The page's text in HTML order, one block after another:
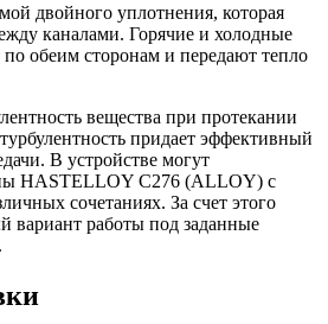
двойного уплотнения, которая
каналами. Горячие и холодные
обеим сторонам и передают тепло
вещества при протекании
придает эффективный
В устройстве могут
HASTELLOY C276 (ALLOY) с
сочетаниях. За счет этого
вариант работы под заданные